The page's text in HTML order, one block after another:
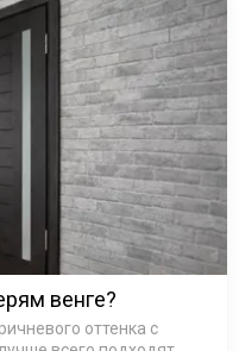
венге?
оттенка с